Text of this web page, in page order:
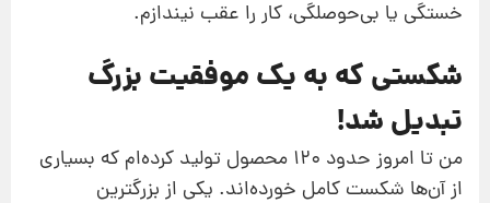
خستگی یا بی‌حوصلگی، کار را عقب نیندازم.
شکستی که به یک موفقیت بزرگ
تبدیل شد!
من تا امروز حدود ۱۲۰ محصول تولید کرده‌ام که بسیاری
از آن‌ها شکست کامل خورده‌اند. یکی از بزرگترین